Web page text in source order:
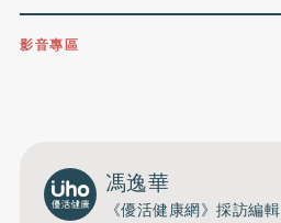
影音專區
馮逸華
《優活健康網》採訪編輯